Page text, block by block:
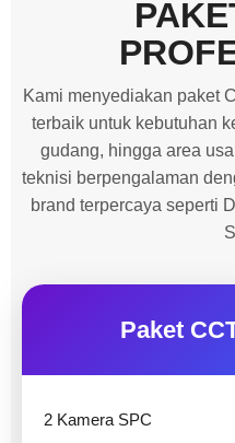
Kami menyediakan paket
terbaik untuk kebutuhan
gudang, hingga area
teknisi berpengalaman
brand terpercaya seperti
Paket
2 Kamera SPC